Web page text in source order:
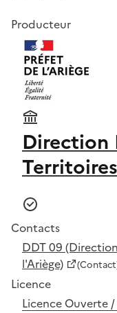
Producteur
Direction
Contacts
DDT 09
l'Ariège)
Licence
Licence Ouverte